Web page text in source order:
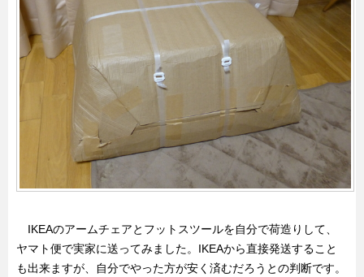
IKEAのアームチェアとフットスツールを自分で荷造りして、
ヤマト便で実家に送ってみました。IKEAから直接発送すること
も出来ますが、自分でやった方が安く済むだろうとの判断です。